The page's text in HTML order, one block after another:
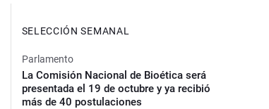
SELECCIÓN SEMANAL
Parlamento
La Comisión Nacional de Bioética será
presentada el 19 de octubre y ya recibió
más de 40 postulaciones